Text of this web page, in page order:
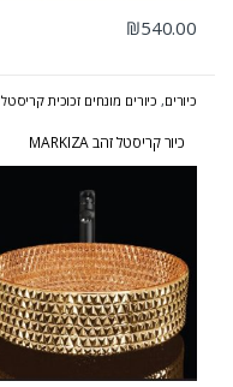
₪540.00
כיורים, כיורים מונחים זכוכית קריסטל
כיור קריסטל זהב MARKIZA